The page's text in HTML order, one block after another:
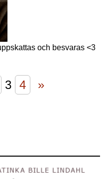
och besvaras <3
3 4 »